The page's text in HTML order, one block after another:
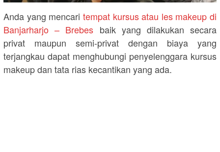
Anda yang mencari tempat kursus atau les makeup di
Banjarharjo – Brebes baik yang dilakukan secara
privat maupun semi-privat dengan biaya yang
terjangkau dapat menghubungi penyelenggara kursus
makeup dan tata rias kecantikan yang ada.